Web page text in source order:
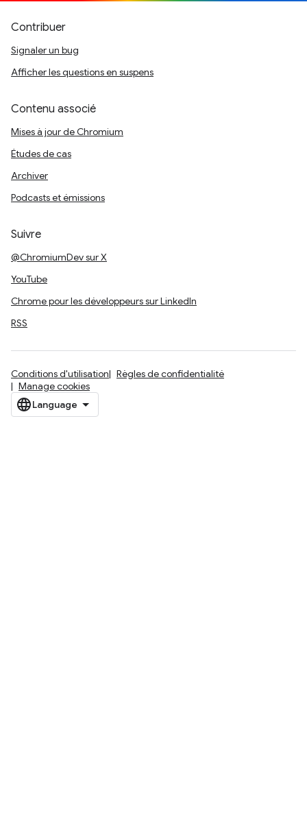
Contribuer
Signaler un bug
Afficher les questions en suspens
Contenu associé
Mises à jour de Chromium
Études de cas
Archiver
Podcasts et émissions
Suivre
@ChromiumDev sur X
YouTube
Chrome pour les développeurs sur LinkedIn
RSS
Conditions d'utilisation
Règles de confidentialité
Manage cookies